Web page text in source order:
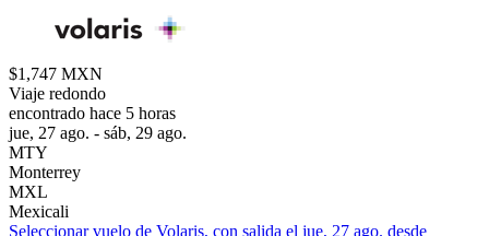
$1,747 MXN
Viaje redondo
encontrado hace 5 horas
jue, 27 ago. - sáb, 29 ago.
MTY
Monterrey
MXL
Mexicali
Seleccionar vuelo de Volaris, con salida el jue, 27 ago. desde